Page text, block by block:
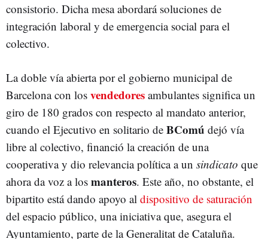
consistorio. Dicha mesa abordará soluciones de
integración laboral y de emergencia social para el
colectivo.
La doble vía abierta por el gobierno municipal de
Barcelona con los vendedores ambulantes significa un
giro de 180 grados con respecto al mandato anterior,
cuando el Ejecutivo en solitario de BComú dejó vía
libre al colectivo, financió la creación de una
cooperativa y dio relevancia política a un sindicato que
ahora da voz a los manteros. Este año, no obstante, el
bipartito está dando apoyo al dispositivo de saturación
del espacio público, una iniciativa que, asegura el
Ayuntamiento, parte de la Generalitat de Cataluña.